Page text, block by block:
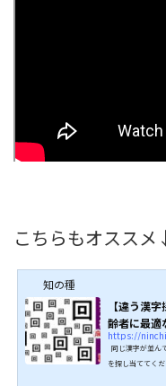
こちらもオスス
知の種
【違う漢
齢者に最適
https://
同じ漢字が並ん
を探し当ててく